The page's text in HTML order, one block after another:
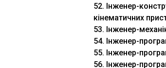
52. Інженер-
кінематичних
53. Інженер-
54. Інженер-
55. Інженер-
56. Інженер-